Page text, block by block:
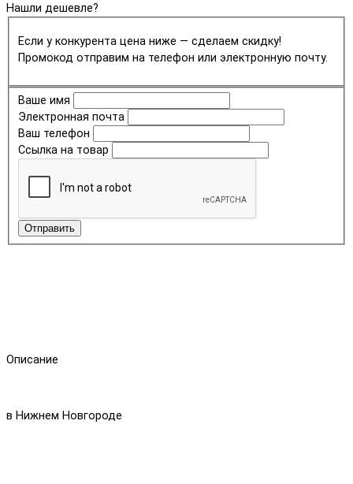
Нашли дешевле?
Если у конкурента цена ниже — сделаем скидку!
Промокод отправим на телефон или электронную почту.
Ваше имя
Электронная почта
Ваш телефон
Ссылка на товар
Отправить
Описание
в Нижнем Новгороде